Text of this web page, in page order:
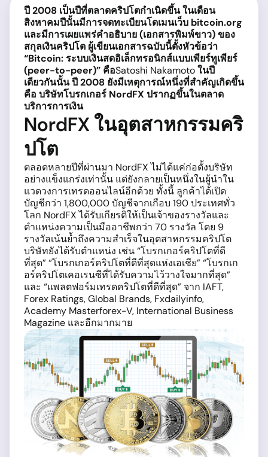
ปี 2008 เป็นปีที่ตลาดคริปโตกำเนิดขึ้น ในเดือน
สิงหาคมปีนั้นมีการจดทะเบียนโดเมนเว็บ bitcoin.org
และมีการเผยแพร่คำอธิบาย (เอกสารพิมพ์ขาว) ของ
สกุลเงินคริปโต ผู้เขียนเอกสารฉบับนี้ตั้งหัวข้อว่า
“Bitcoin: ระบบเงินสดอิเล็กทรอนิกส์แบบเพียร์ทูเพียร์
(peer-to-peer)” คือSatoshi Nakamotoในปี
เดียวกันนั้น ปี 2008 ยังมีเหตุการณ์หนึ่งที่สำคัญเกิดขึ้น
คือ บริษัทโบรกเกอร์ NordFX ปรากฏขึ้นในตลาด
บริการการเงิน
NordFX ในอุตสาหกรรมคริ
ปโต
ตลอดหลายปีที่ผ่านมา NordFX ไม่ได้แค่ก่อตั้งบริษัท
อย่างแข็งแกร่งเท่านั้น แต่ยังกลายเป็นหนึ่งในผู้นำใน
แวดวงการเทรดออนไลน์อีกด้วย ทั้งนี้ ลูกค้าได้เปิด
บัญชีกว่า 1,800,000 บัญชีจากเกือบ 190 ประเทศทั่ว
โลก NordFX ได้รับเกียรติให้เป็นเจ้าของรางวัลและ
ตำแหน่งความเป็นมืออาชีพกว่า 70 รางวัล โดย 9
รางวัลเน้นย้ำถึงความสำเร็จในอุตสาหกรรมคริปโต
บริษัทยังได้รับตำแหน่ง เช่น “โบรกเกอร์คริปโตที่ดี
ที่สุด” “โบรกเกอร์คริปโตที่ดีที่สุดแห่งเอเชีย” “โบรกเก
อร์คริปโตเคอเรนซีที่ได้รับความไว้วางใจมากที่สุด”
และ “แพลตฟอร์มเทรดคริปโตที่ดีที่สุด” จาก IAFT,
Forex Ratings, Global Brands, Fxdailyinfo,
Academy Masterforex-V, International Business
Magazine และอีกมากมาย